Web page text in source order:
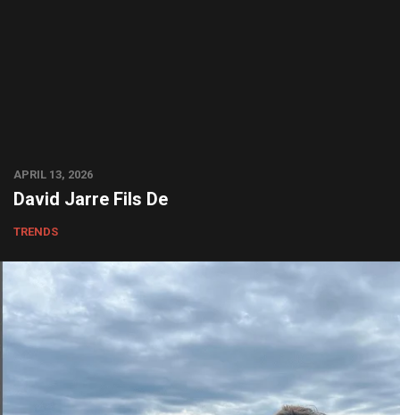
APRIL 13, 2026
David Jarre Fils De
TRENDS